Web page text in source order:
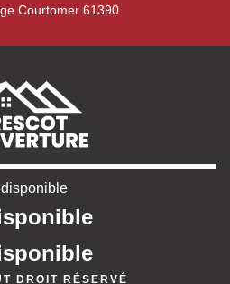
Courtomer 61390
DROIT RÉSERVÉ